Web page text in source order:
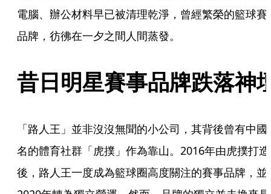
電腦、辦公材料早已被清理乾淨，曾經繁榮的籃球賽
品牌，彷彿在一夕之間人間蒸發。
昔日明星賽事品牌跌落神
「路人王」並非沒沒無聞的小公司，其背後曾有中國
名的體育社群「虎撲」作為靠山。2016年由虎撲打造
後，路人王一度成為籃球圈高度關注的賽事品牌，並